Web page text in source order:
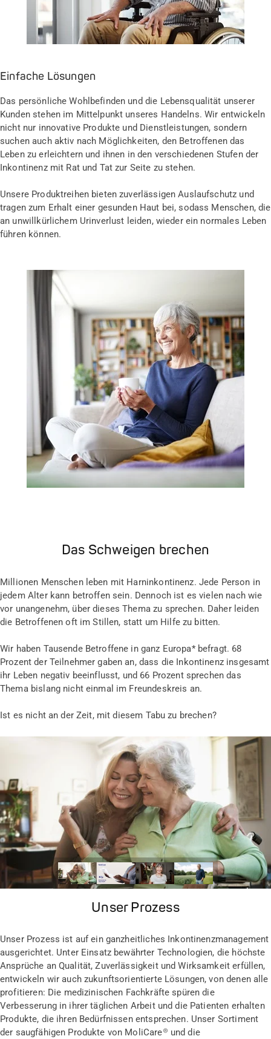
Einfache Lösungen
Das persönliche Wohlbefinden und die Lebensqualität unserer
Kunden stehen im Mittelpunkt unseres Handelns. Wir entwickeln
nicht nur innovative Produkte und Dienstleistungen, sondern
suchen auch aktiv nach Möglichkeiten, den Betroffenen das
Leben zu erleichtern und ihnen in den verschiedenen Stufen der
Inkontinenz mit Rat und Tat zur Seite zu stehen.
Unsere Produktreihen bieten zuverlässigen Auslaufschutz und
tragen zum Erhalt einer gesunden Haut bei, sodass Menschen, die
an unwillkürlichem Urinverlust leiden, wieder ein normales Leben
führen können.
Das Schweigen brechen
Millionen Menschen leben mit Harninkontinenz. Jede Person in
jedem Alter kann betroffen sein. Dennoch ist es vielen nach wie
vor unangenehm, über dieses Thema zu sprechen. Daher leiden
die Betroffenen oft im Stillen, statt um Hilfe zu bitten.
Wir haben Tausende Betroffene in ganz Europa* befragt. 68
Prozent der Teilnehmer gaben an, dass die Inkontinenz insgesamt
ihr Leben negativ beeinflusst, und 66 Prozent sprechen das
Thema bislang nicht einmal im Freundeskreis an.
Ist es nicht an der Zeit, mit diesem Tabu zu brechen?
Unser Prozess
Unser Prozess ist auf ein ganzheitliches Inkontinenzmanagement
ausgerichtet. Unter Einsatz bewährter Technologien, die höchste
Ansprüche an Qualität, Zuverlässigkeit und Wirksamkeit erfüllen,
entwickeln wir auch zukunftsorientierte Lösungen, von denen alle
profitieren: Die medizinischen Fachkräfte spüren die
Verbesserung in ihrer täglichen Arbeit und die Patienten erhalten
Produkte, die ihren Bedürfnissen entsprechen. Unser Sortiment
der saugfähigen Produkte von MoliCare® und die